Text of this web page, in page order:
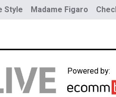
Style Madame Figaro
Powered by: